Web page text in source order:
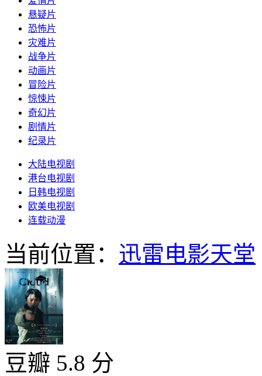
悬疑片
恐怖片
灾难片
战争片
动画片
冒险片
惊悚片
奇幻片
剧情片
纪录片
大陆电视剧
港台电视剧
日韩电视剧
欧美电视剧
连载动漫
当前位置： 迅雷电影天堂
豆瓣 5.8 分